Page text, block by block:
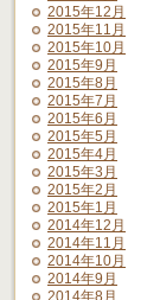
2015年12月
2015年11月
2015年10月
2015年9月
2015年8月
2015年7月
2015年6月
2015年5月
2015年4月
2015年3月
2015年2月
2015年1月
2014年12月
2014年11月
2014年10月
2014年9月
2014年8月